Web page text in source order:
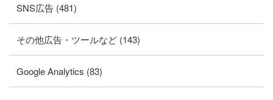
SNS広告 (481)
その他広告・ツールなど (143)
Google Analytics (83)